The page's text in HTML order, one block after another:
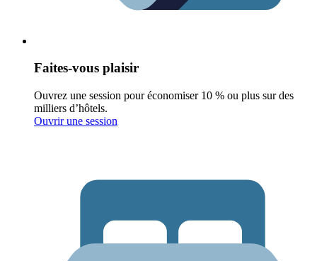
Faites-vous plaisir
Ouvrez une session pour économiser 10 % ou plus sur des
milliers d’hôtels.
Ouvrir une session